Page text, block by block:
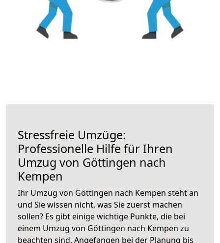
Stressfreie Umzüge:
Professionelle Hilfe für Ihren
Umzug von Göttingen nach
Kempen
Ihr Umzug von Göttingen nach Kempen steht an
und Sie wissen nicht, was Sie zuerst machen
sollen? Es gibt einige wichtige Punkte, die bei
einem Umzug von Göttingen nach Kempen zu
beachten sind. Angefangen bei der Planung bis